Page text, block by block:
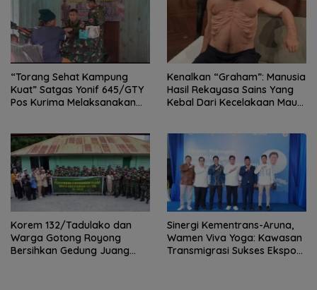
“Torang Sehat Kampung
Kuat” Satgas Yonif 645/GTY
Pos Kurima Melaksanakan
Kenalkan “Graham”: Manusia
Hasil Rekayasa Sains Yang
Kebal Dari Kecelakaan Maut
Korem 132/Tadulako dan
Warga Gotong Royong
Bersihkan Gedung Juang
Sinergi Kementrans-Aruna,
Wamen Viva Yoga: Kawasan
Transmigrasi Sukses Ekspor